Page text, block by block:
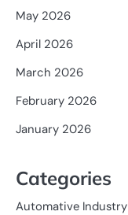
May 2026
April 2026
March 2026
February 2026
January 2026
Categories
Automative Industry